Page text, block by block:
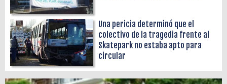
Una pericia determinó que el
colectivo de la tragedia frente al
Skatepark no estaba apto para
circular